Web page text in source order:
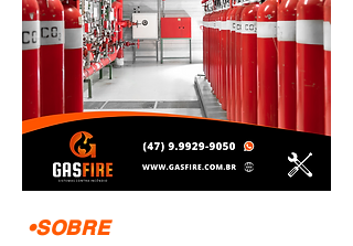
•SOBRE